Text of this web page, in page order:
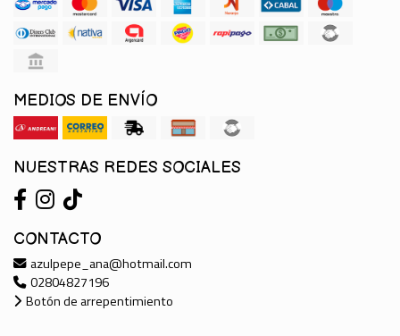
MEDIOS DE ENVÍO
NUESTRAS REDES SOCIALES
CONTACTO
azulpepe_ana@hotmail.com
02804827196
Botón de arrepentimiento